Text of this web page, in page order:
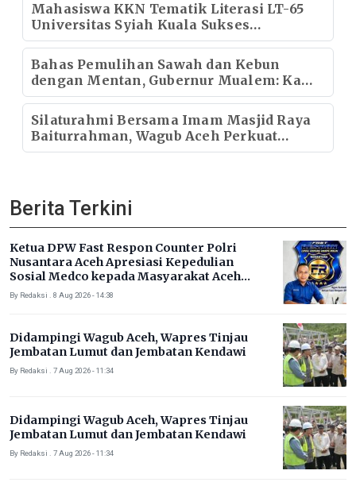
Mahasiswa KKN Tematik Literasi LT-65
Universitas Syiah Kuala Sukses
Selenggarakan Pekan Lomba Literasi di
Gampong Rhieng Blang
Bahas Pemulihan Sawah dan Kebun
dengan Mentan, Gubernur Mualem: Kami
Butuh Dukungan Pak Menteri
Silaturahmi Bersama Imam Masjid Raya
Baiturrahman, Wagub Aceh Perkuat
Sinergi dengan Ulama
Berita Terkini
Ketua DPW Fast Respon Counter Polri
Nusantara Aceh Apresiasi Kepedulian
Sosial Medco kepada Masyarakat Aceh
Timur
By Redaksi . 8 Aug 2026 - 14:38
Didampingi Wagub Aceh, Wapres Tinjau
Jembatan Lumut dan Jembatan Kendawi
By Redaksi . 7 Aug 2026 - 11:34
Didampingi Wagub Aceh, Wapres Tinjau
Jembatan Lumut dan Jembatan Kendawi
By Redaksi . 7 Aug 2026 - 11:34